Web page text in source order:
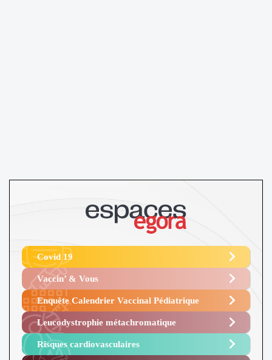
Covid 19
Vaccin’ & Vous
Enquête Calendrier Vaccinal Pédiatrique
Leucodystrophie métachromatique
Risques cardiovasculaires